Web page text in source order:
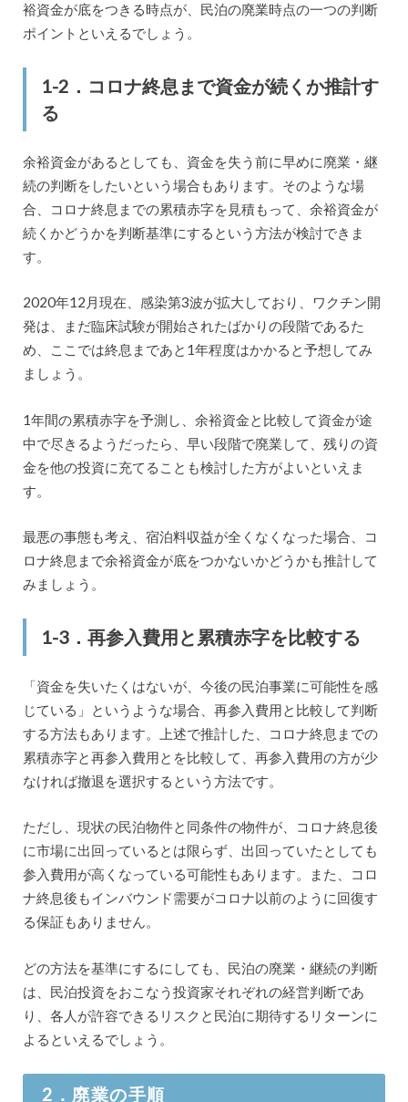
裕資金が底をつきる時点が、民泊の廃業時点の一つの判断
ポイントといえるでしょう。
1-2．コロナ終息まで資金が続くか推計す
る
余裕資金があるとしても、資金を失う前に早めに廃業・継
続の判断をしたいという場合もあります。そのような場
合、コロナ終息までの累積赤字を見積もって、余裕資金が
続くかどうかを判断基準にするという方法が検討できま
す。
2020年12月現在、感染第3波が拡大しており、ワクチン開
発は、まだ臨床試験が開始されたばかりの段階であるた
め、ここでは終息まであと1年程度はかかると予想してみ
ましょう。
1年間の累積赤字を予測し、余裕資金と比較して資金が途
中で尽きるようだったら、早い段階で廃業して、残りの資
金を他の投資に充てることも検討した方がよいといえま
す。
最悪の事態も考え、宿泊料収益が全くなくなった場合、コ
ロナ終息まで余裕資金が底をつかないかどうかも推計して
みましょう。
1-3．再参入費用と累積赤字を比較する
「資金を失いたくはないが、今後の民泊事業に可能性を感
じている」というような場合、再参入費用と比較して判断
する方法もあります。上述で推計した、コロナ終息までの
累積赤字と再参入費用とを比較して、再参入費用の方が少
なければ撤退を選択するという方法です。
ただし、現状の民泊物件と同条件の物件が、コロナ終息後
に市場に出回っているとは限らず、出回っていたとしても
参入費用が高くなっている可能性もあります。また、コロ
ナ終息後もインバウンド需要がコロナ以前のように回復す
る保証もありません。
どの方法を基準にするにしても、民泊の廃業・継続の判断
は、民泊投資をおこなう投資家それぞれの経営判断であ
り、各人が許容できるリスクと民泊に期待するリターンに
よるといえるでしょう。
2．廃業の手順